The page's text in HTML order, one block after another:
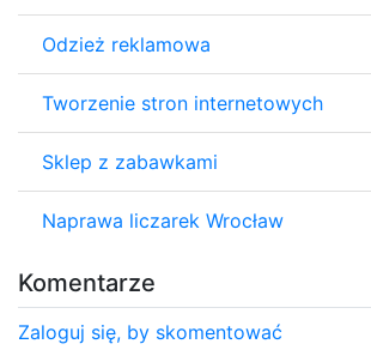
Odzież reklamowa
Tworzenie stron internetowych
Sklep z zabawkami
Naprawa liczarek Wrocław
Komentarze
Zaloguj się, by skomentować